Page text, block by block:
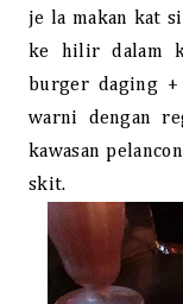
je la makan kat
ke hilir dalam
burger daging
warni dengan
kawasan
skit.